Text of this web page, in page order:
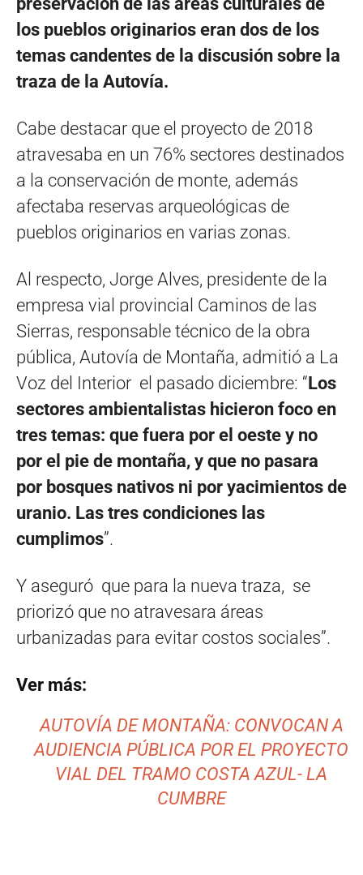
los pueblos originarios eran dos de los
temas candentes de la discusión sobre la
traza de la Autovía.
Cabe destacar que el proyecto de 2018
atravesaba en un 76% sectores destinados
a la conservación de monte, además
afectaba reservas arqueológicas de
pueblos originarios en varias zonas.
Al respecto, Jorge Alves, presidente de la
empresa vial provincial Caminos de las
Sierras, responsable técnico de la obra
pública, Autovía de Montaña, admitió a La
Voz del Interior el pasado diciembre: “ Los
sectores ambientalistas hicieron foco en
tres temas: que fuera por el oeste y no
por el pie de montaña, y que no pasara
por bosques nativos ni por yacimientos de
uranio. Las tres condiciones las
cumplimos”.
Y aseguró que para la nueva traza, se
priorizó que no atravesara áreas
urbanizadas para evitar costos sociales”.
Ver más:
AUTOVÍA DE MONTAÑA: CONVOCAN A
AUDIENCIA PÚBLICA POR EL PROYECTO
VIAL DEL TRAMO COSTA AZUL- LA
CUMBRE